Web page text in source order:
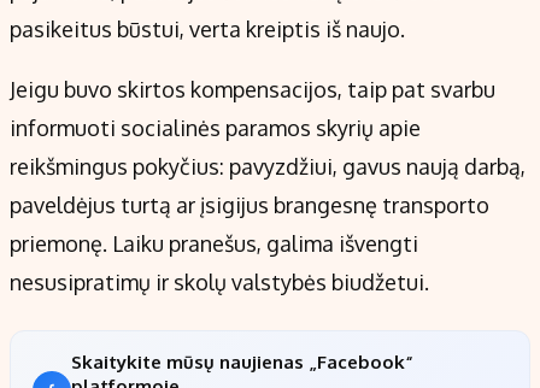
pasikeitus būstui, verta kreiptis iš naujo.
Jeigu buvo skirtos kompensacijos, taip pat svarbu
informuoti socialinės paramos skyrių apie
reikšmingus pokyčius: pavyzdžiui, gavus naują darbą,
paveldėjus turtą ar įsigijus brangesnę transporto
priemonę. Laiku pranešus, galima išvengti
nesusipratimų ir skolų valstybės biudžetui.
Skaitykite mūsų naujienas „Facebook“